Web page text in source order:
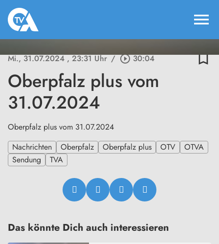
menu
Mi., 31.07.2024, 23:31 Uhr / play_circle_outline30:04 bookmark_border
Oberpfalz plus vom
31.07.2024
Oberpfalz plus vom 31.07.2024
Nachrichten
Oberpfalz Oberpfalz plus OTV
OTVA
Sendung
TVA
Das könnte Dich auch interessieren